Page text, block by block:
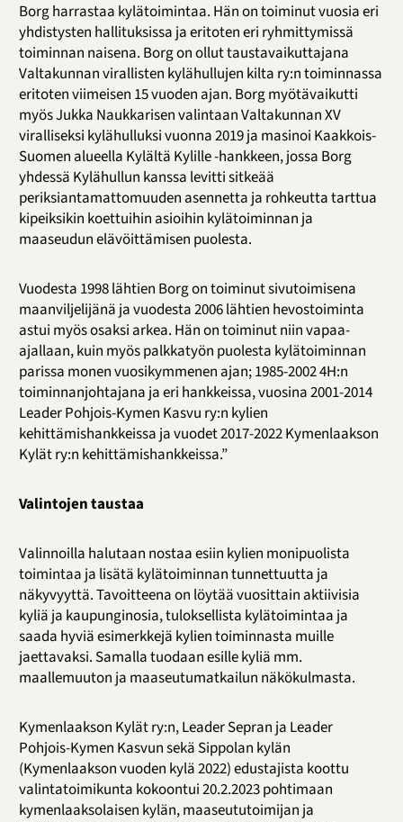
Borg harrastaa kylätoimintaa. Hän on toiminut vuosia eri
yhdistysten hallituksissa ja eritoten eri ryhmittymissä
toiminnan naisena. Borg on ollut taustavaikuttajana
Valtakunnan virallisten kylähullujen kilta ry:n toiminnassa
eritoten viimeisen 15 vuoden ajan. Borg myötävaikutti
myös Jukka Naukkarisen valintaan Valtakunnan XV
viralliseksi kylähulluksi vuonna 2019 ja masinoi Kaakkois-
Suomen alueella Kylältä Kylille -hankkeen, jossa Borg
yhdessä Kylähullun kanssa levitti sitkeää
periksiantamattomuuden asennetta ja rohkeutta tarttua
kipeiksikin koettuihin asioihin kylätoiminnan ja
maaseudun elävöittämisen puolesta.
Vuodesta 1998 lähtien Borg on toiminut sivutoimisena
maanviljelijänä ja vuodesta 2006 lähtien hevostoiminta
astui myös osaksi arkea. Hän on toiminut niin vapaa-
ajallaan, kuin myös palkkatyön puolesta kylätoiminnan
parissa monen vuosikymmenen ajan; 1985-2002 4H:n
toiminnanjohtajana ja eri hankkeissa, vuosina 2001-2014
Leader Pohjois-Kymen Kasvu ry:n kylien
kehittämishankkeissa ja vuodet 2017-2022 Kymenlaakson
Kylät ry:n kehittämishankkeissa.”
Valintojen taustaa
Valinnoilla halutaan nostaa esiin kylien monipuolista
toimintaa ja lisätä kylätoiminnan tunnettuutta ja
näkyvyyttä. Tavoitteena on löytää vuosittain aktiivisia
kyliä ja kaupunginosia, tuloksellista kylätoimintaa ja
saada hyviä esimerkkejä kylien toiminnasta muille
jaettavaksi. Samalla tuodaan esille kyliä mm.
maallemuuton ja maaseutumatkailun näkökulmasta.
Kymenlaakson Kylät ry:n, Leader Sepran ja Leader
Pohjois-Kymen Kasvun sekä Sippolan kylän
(Kymenlaakson vuoden kylä 2022) edustajista koottu
valintatoimikunta kokoontui 20.2.2023 pohtimaan
kymenlaaksolaisen kylän, maaseututoimijan ja